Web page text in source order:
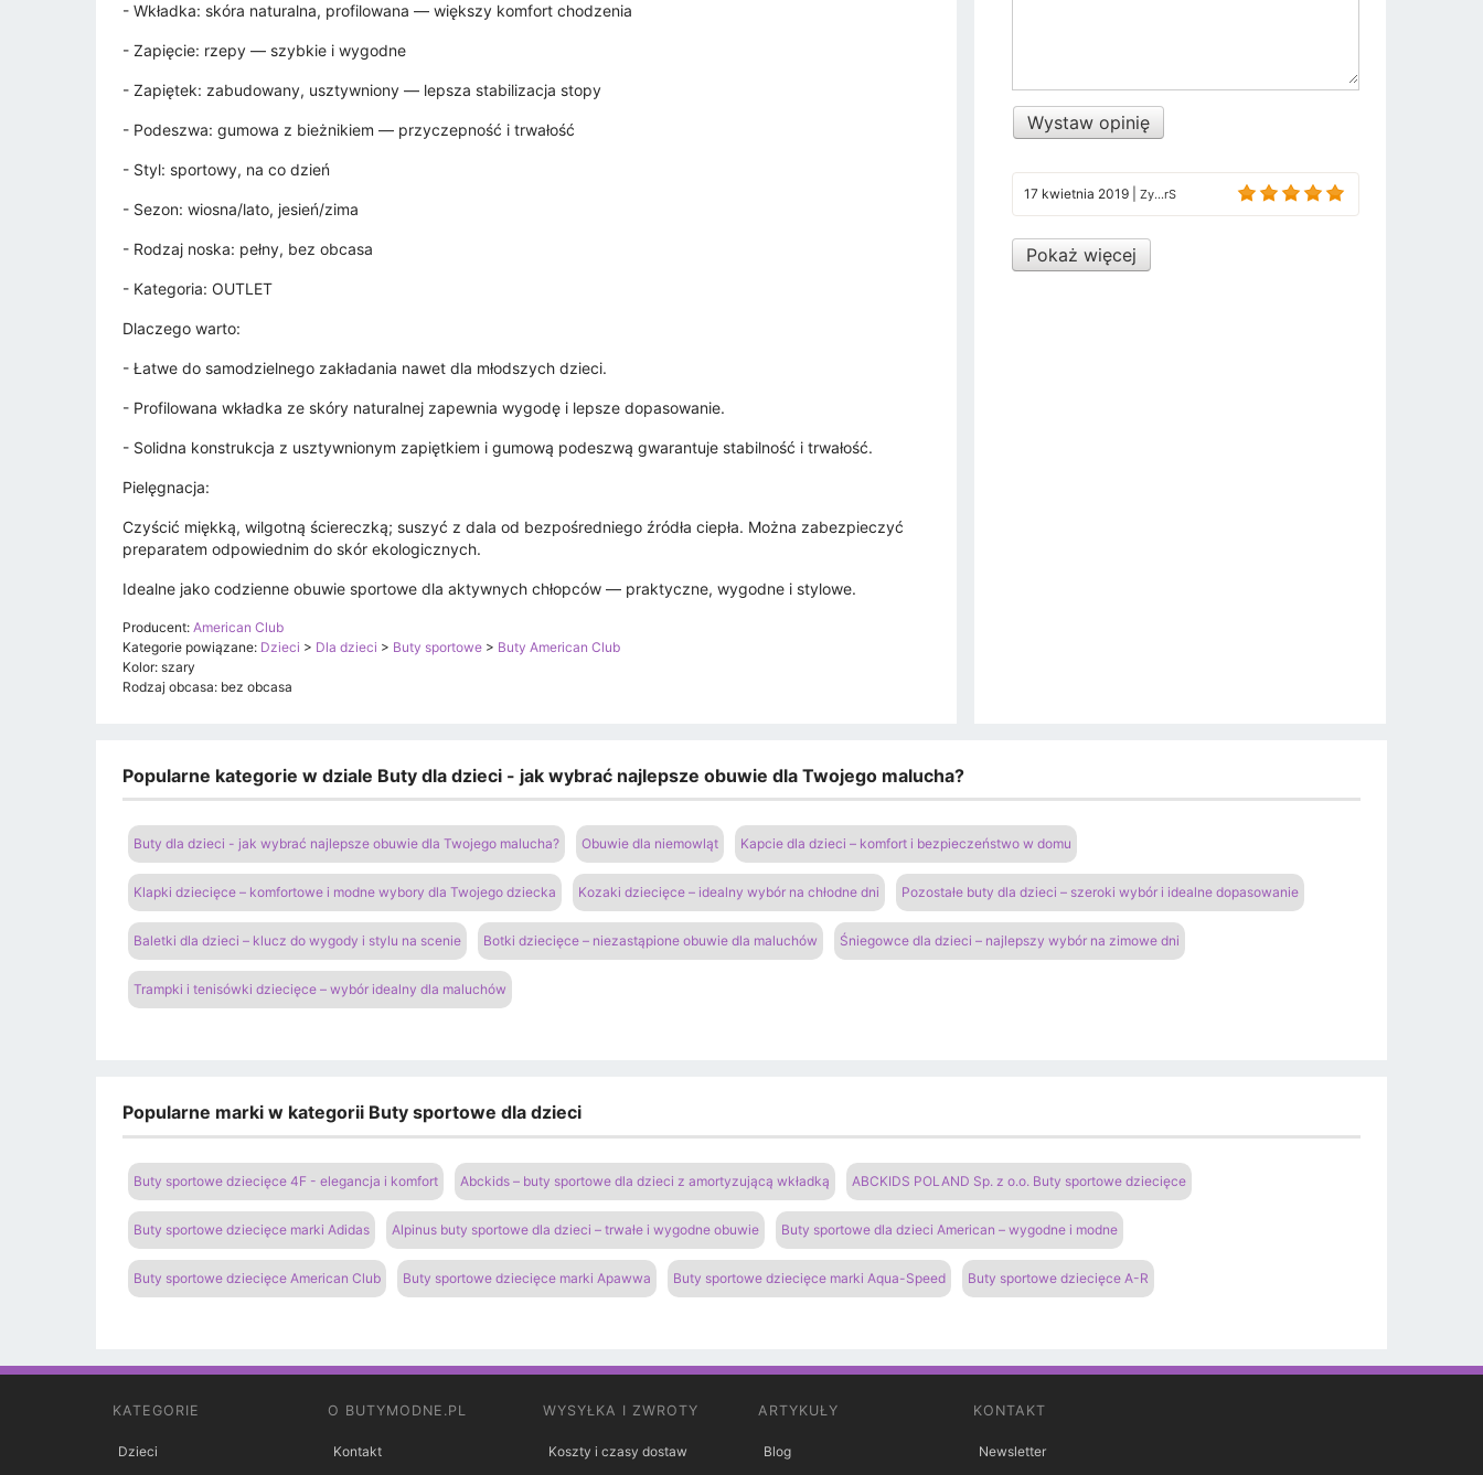
- Wkładka: skóra naturalna, profilowana — większy komfort chodzenia
- Zapięcie: rzepy — szybkie i wygodne
- Zapiętek: zabudowany, usztywniony — lepsza stabilizacja stopy
- Podeszwa: gumowa z bieżnikiem — przyczepność i trwałość
- Styl: sportowy, na co dzień
- Sezon: wiosna/lato, jesień/zima
- Rodzaj noska: pełny, bez obcasa
- Kategoria: OUTLET
Dlaczego warto:
- Łatwe do samodzielnego zakładania nawet dla młodszych dzieci.
- Profilowana wkładka ze skóry naturalnej zapewnia wygodę i lepsze dopasowanie.
- Solidna konstrukcja z usztywnionym zapiętkiem i gumową podeszwą gwarantuje stabilność i trwałość.
Pielęgnacja:
Czyścić miękką, wilgotną ściereczką; suszyć z dala od bezpośredniego źródła ciepła. Można zabezpieczyć
preparatem odpowiednim do skór ekologicznych.
Idealne jako codzienne obuwie sportowe dla aktywnych chłopców — praktyczne, wygodne i stylowe.
Producent: American Club
Kategorie powiązane: Dzieci > Dla dzieci > Buty sportowe > Buty American Club
Kolor: szary
Rodzaj obcasa: bez obcasa
Wystaw opinię
17 kwietnia 2019 Zy...rS
Pokaż więcej
Popularne kategorie w dziale Buty dla dzieci - jak wybrać najlepsze obuwie dla Twojego malucha?
Buty dla dzieci - jak wybrać najlepsze obuwie dla Twojego malucha? Obuwie dla niemowląt Kapcie dla dzieci – komfort i bezpieczeństwo w domu
Klapki dziecięce – komfortowe i modne wybory dla Twojego dziecka Kozaki dziecięce – idealny wybór na chłodne dni Pozostałe buty dla dzieci – szeroki wybór i idealne dopasowanie
Baletki dla dzieci – klucz do wygody i stylu na scenie Botki dziecięce – niezastąpione obuwie dla maluchów Śniegowce dla dzieci – najlepszy wybór na zimowe dni
Trampki i tenisówki dziecięce – wybór idealny dla maluchów
Popularne marki w kategorii Buty sportowe dla dzieci
Buty sportowe dziecięce 4F - elegancja i komfort Abckids – buty sportowe dla dzieci z amortyzującą wkładką ABCKIDS POLAND Sp. z o.o. Buty sportowe dziecięce
Buty sportowe dziecięce marki Adidas Alpinus buty sportowe dla dzieci – trwałe i wygodne obuwie Buty sportowe dla dzieci American – wygodne i modne
Buty sportowe dziecięce American Club Buty sportowe dziecięce marki Apawwa Buty sportowe dziecięce marki Aqua-Speed Buty sportowe dziecięce A-R
KATEGORIE
Dzieci
O BUTYMODNE.PL
Kontakt
WYSYŁKA I ZWROTY
Koszty i czasy dostaw
ARTYKUŁY
Blog
KONTAKT
Newsletter